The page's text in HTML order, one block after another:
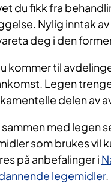
du fikk fra
Nylig inntak
deg i den
kommer til
Legen
delen av
sammen med legen
som brukes vil
på anbefalinger i
legemidler.